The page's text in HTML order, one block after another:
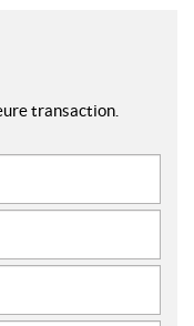
transaction.